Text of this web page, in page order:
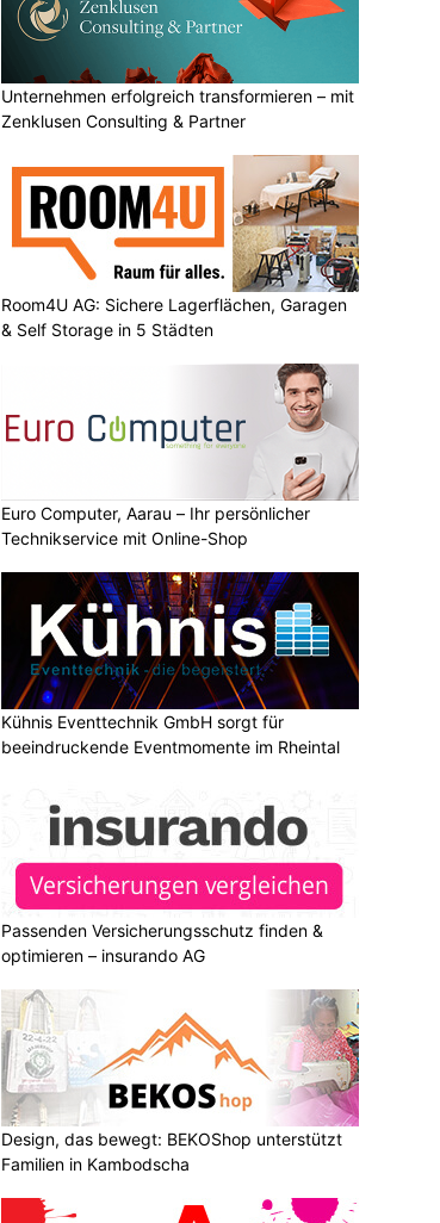
Unternehmen erfolgreich transformieren – mit
Zenklusen Consulting & Partner
Room4U AG: Sichere Lagerflächen, Garagen
& Self Storage in 5 Städten
Euro Computer, Aarau – Ihr persönlicher
Technikservice mit Online-Shop
Kühnis Eventtechnik GmbH sorgt für
beeindruckende Eventmomente im Rheintal
Passenden Versicherungsschutz finden &
optimieren – insurando AG
Design, das bewegt: BEKOShop unterstützt
Familien in Kambodscha